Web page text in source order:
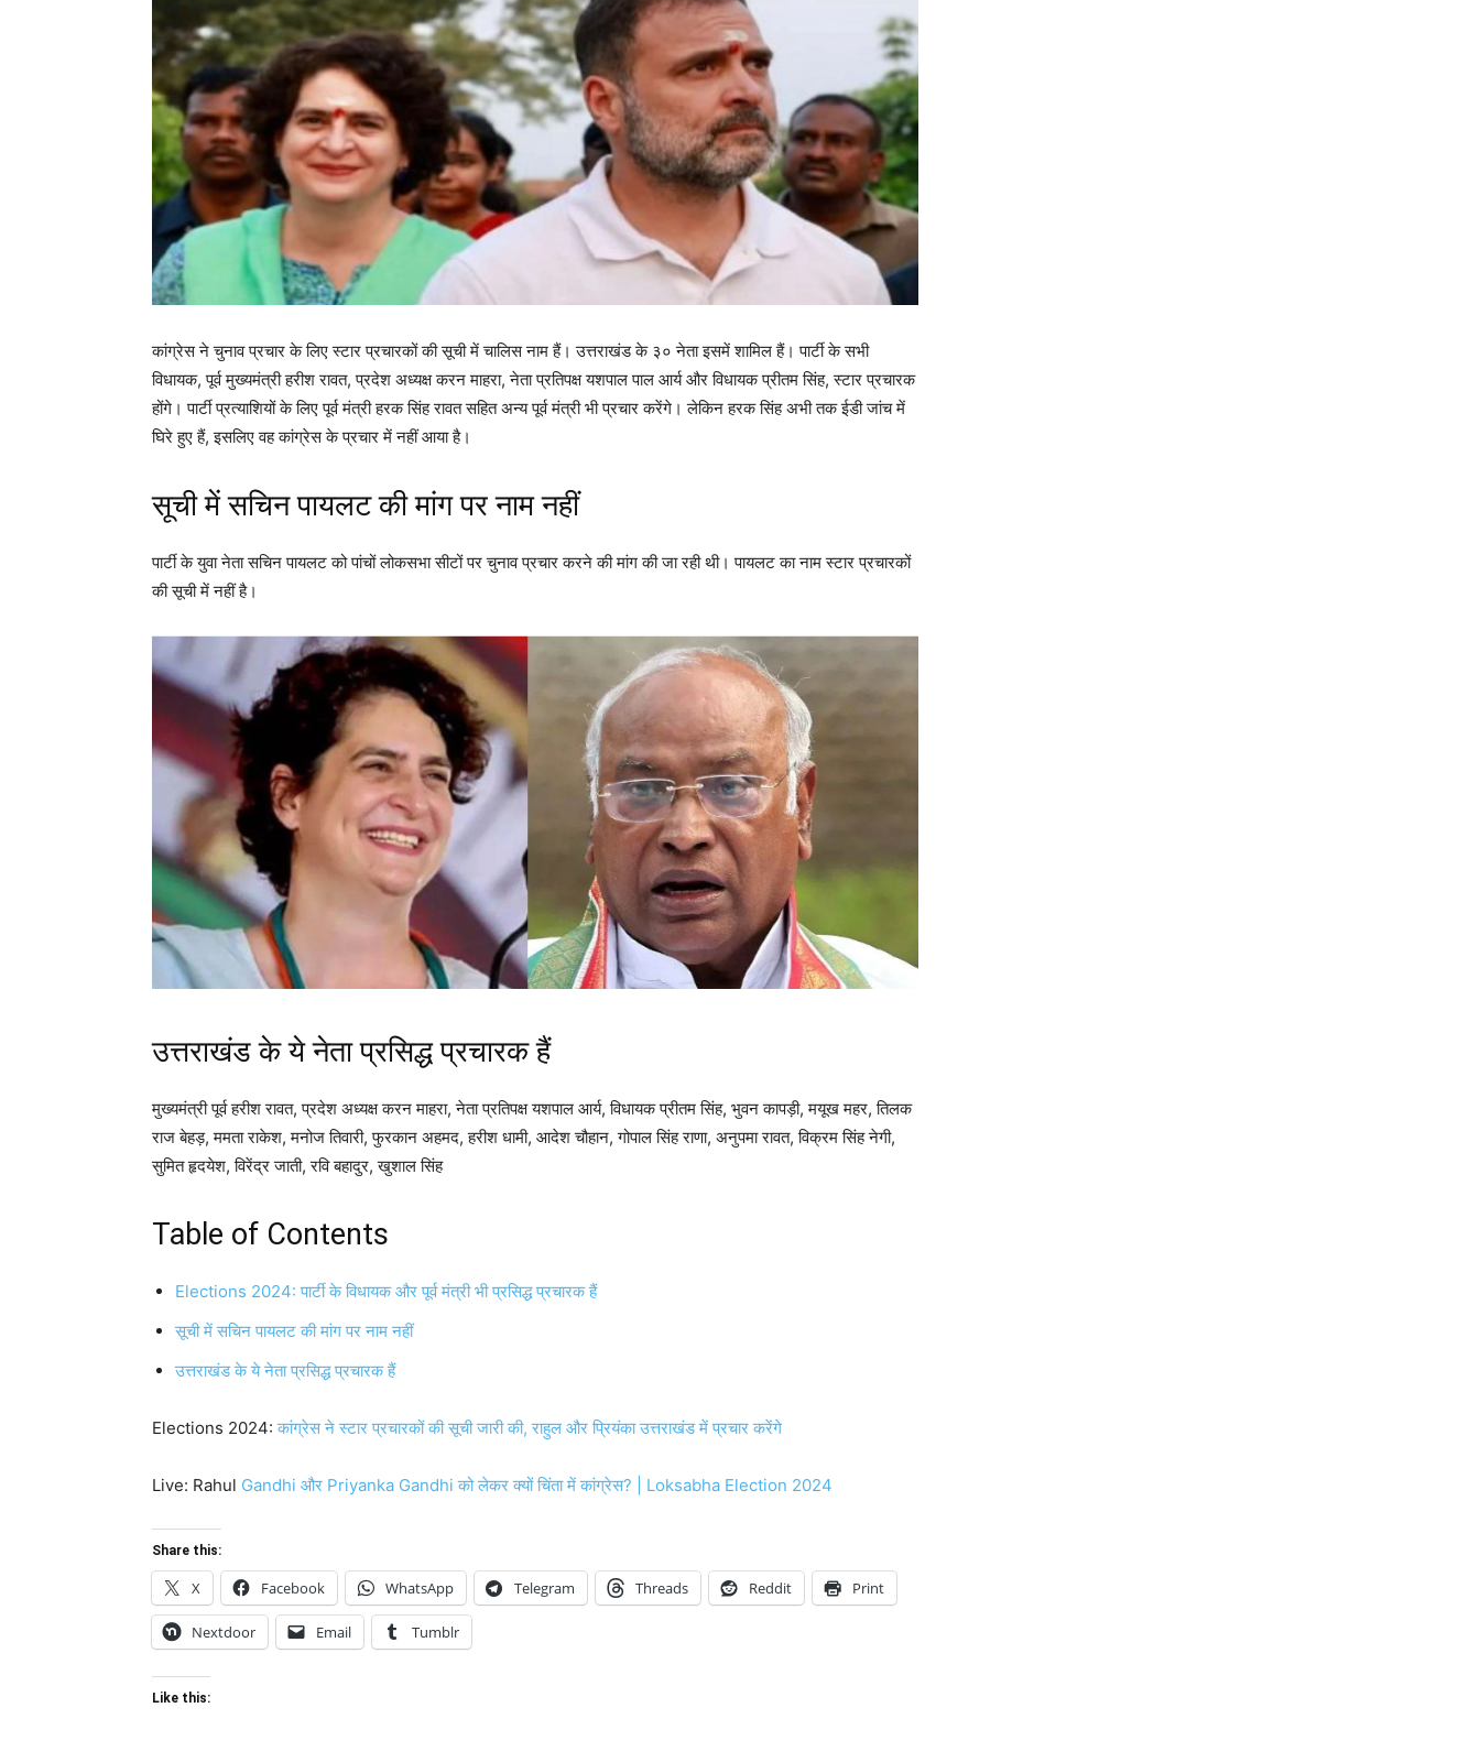
कांग्रेस ने चुनाव प्रचार के लिए स्टार प्रचारकों की सूची में चालिस नाम हैं। उत्तराखंड के ३० नेता इसमें शामिल हैं। पार्टी के सभी
विधायक, पूर्व मुख्यमंत्री हरीश रावत, प्रदेश अध्यक्ष करन माहरा, नेता प्रतिपक्ष यशपाल पाल आर्य और विधायक प्रीतम सिंह, स्टार प्रचारक
होंगे। पार्टी प्रत्याशियों के लिए पूर्व मंत्री हरक सिंह रावत सहित अन्य पूर्व मंत्री भी प्रचार करेंगे। लेकिन हरक सिंह अभी तक ईडी जांच में
घिरे हुए हैं, इसलिए वह कांग्रेस के प्रचार में नहीं आया है।
सूची में सचिन पायलट की मांग पर नाम नहीं
पार्टी के युवा नेता सचिन पायलट को पांचों लोकसभा सीटों पर चुनाव प्रचार करने की मांग की जा रही थी। पायलट का नाम स्टार प्रचारकों
की सूची में नहीं है।
उत्तराखंड के ये नेता प्रसिद्ध प्रचारक हैं
मुख्यमंत्री पूर्व हरीश रावत, प्रदेश अध्यक्ष करन माहरा, नेता प्रतिपक्ष यशपाल आर्य, विधायक प्रीतम सिंह, भुवन कापड़ी, मयूख महर, तिलक
राज बेहड़, ममता राकेश, मनोज तिवारी, फुरकान अहमद, हरीश धामी, आदेश चौहान, गोपाल सिंह राणा, अनुपमा रावत, विक्रम सिंह नेगी,
सुमित हृदयेश, विरेंद्र जाती, रवि बहादुर, खुशाल सिंह
Table of Contents
Elections 2024: पार्टी के विधायक और पूर्व मंत्री भी प्रसिद्ध प्रचारक हैं
सूची में सचिन पायलट की मांग पर नाम नहीं
उत्तराखंड के ये नेता प्रसिद्ध प्रचारक हैं
Elections 2024:कांग्रेस ने स्टार प्रचारकों की सूची जारी की, राहुल और प्रियंका उत्तराखंड में प्रचार करेंगे
Live: Rahul Gandhi और Priyanka Gandhi को लेकर क्यों चिंता में कांग्रेस? | Loksabha Election 2024
Share this:
X Facebook WhatsApp Telegram Threads Reddit Print
Nextdoor Email Tumblr
Like this: